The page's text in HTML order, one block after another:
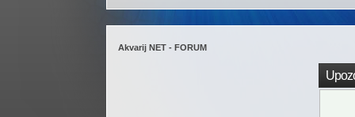
Akvarij NET - FORUM